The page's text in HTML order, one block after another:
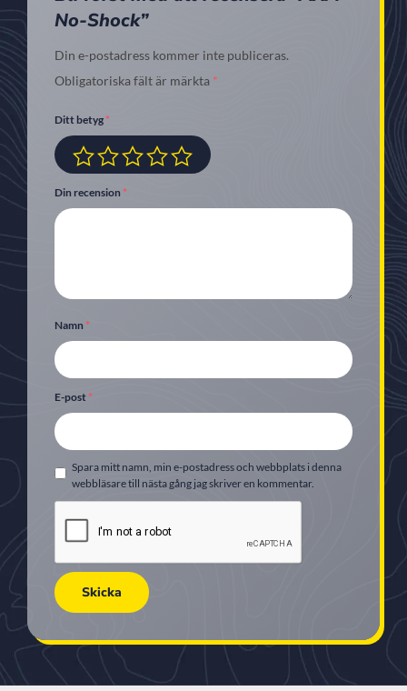
No-Shock”
Din e-postadress kommer inte publiceras.
Obligatoriska fält är märkta *
Ditt betyg*
Din recension *
Namn *
E-post*
Spara mitt namn, min e-postadress och webbplats i denna
webbläsare till nästa gång jag skriver en kommentar.